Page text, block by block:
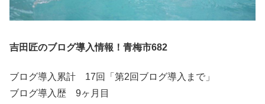
吉田匠のブログ導入情報！青梅市682
ブログ導入累計 17回「第2回ブログ導入まで」
ブログ導入歴 9ヶ月目